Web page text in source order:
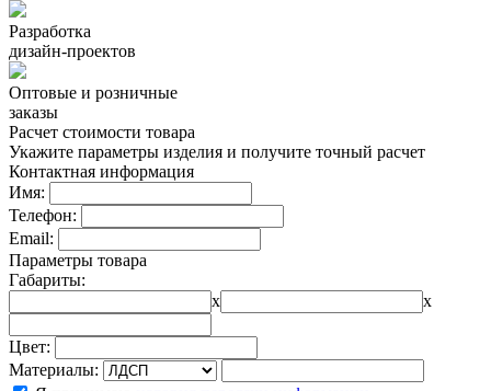
Разработка
дизайн-проектов
Оптовые и розничные
заказы
Расчет стоимости товара
Укажите параметры изделия и получите точный расчет
Контактная информация
Имя:
Телефон:
Email:
Параметры товара
Габариты:
x
x
Цвет:
Материалы: